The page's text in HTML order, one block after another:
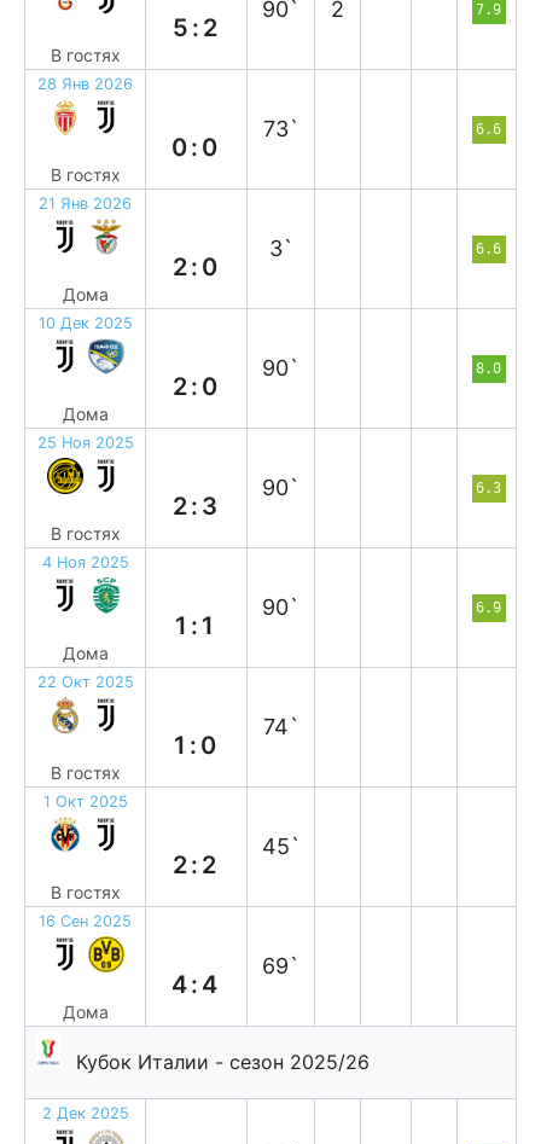
В гостях
5:2
90` 2 7.9
28 Янв 2026
В гостях
0:0
73` 6.6
21 Янв 2026
Дома
2:0
3` 6.6
10 Дек 2025
Дома
2:0
90` 8.0
25 Ноя 2025
В гостях
2:3
90` 6.3
4 Ноя 2025
Дома
1:1
90` 6.9
22 Окт 2025
В гостях
1:0
74`
1 Окт 2025
В гостях
2:2
45`
16 Сен 2025
Дома
4:4
69`
Кубок Италии - сезон 2025/26
2 Дек 2025